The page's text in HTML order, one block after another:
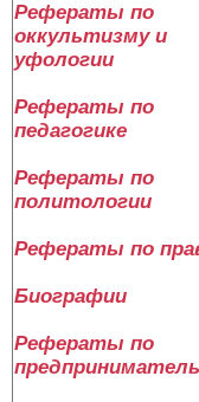
Рефераты по
оккультизму и
уфологии
Рефераты по
педагогике
Рефераты по
политологии
Рефераты по
Биографии
Рефераты по